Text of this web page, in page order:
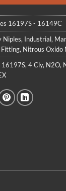
16197S - 16149C
Niples, Industrial,
, Nitrous Oxido
16197S, 4 Cly, N2O,